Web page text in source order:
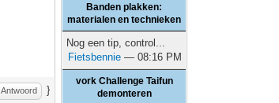
Antwoord }
Banden plakken:
materialen en technieken
Nog een tip, control...
Fietsbennie — 08:16 PM
vork Challenge Taifun
demonteren